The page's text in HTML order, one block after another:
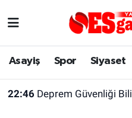
Asayiş Spor Siyaset
22:46 Deprem Güvenliği
Asayiş
Yaşam
Eskişehir Nöbetçi